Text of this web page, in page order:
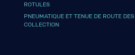
ROTULES
PNEUMATIQUE ET TENUE DE ROUTE
COLLECTION